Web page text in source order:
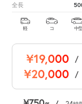
全長
軽 コ 中型
¥19,000 /
¥20,000 /